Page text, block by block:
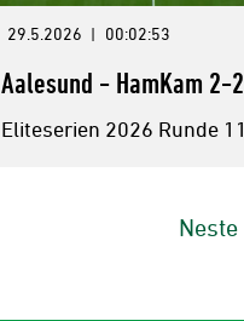
29.5.2026 | 00:02:53
Aalesund - HamKam 2-2
Eliteserien 2026 Runde 11
Neste